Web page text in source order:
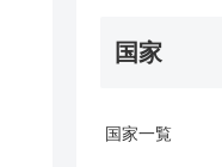
国家
国家一覧